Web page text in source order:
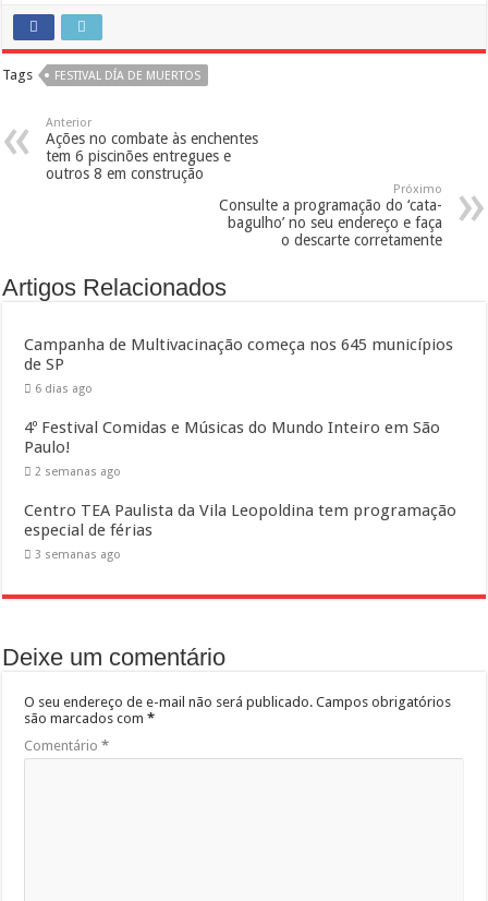
Tags FESTIVAL DÍA DE MUERTOS
Anterior
Ações no combate às enchentes
tem 6 piscinões entregues e
outros 8 em construção
Próximo
Consulte a programação do ‘cata-
bagulho’ no seu endereço e faça
o descarte corretamente
Artigos Relacionados
Campanha de Multivacinação começa nos 645 municípios
de SP
6 dias ago
4º Festival Comidas e Músicas do Mundo Inteiro em São
Paulo!
2 semanas ago
Centro TEA Paulista da Vila Leopoldina tem programação
especial de férias
3 semanas ago
Deixe um comentário
O seu endereço de e-mail não será publicado. Campos obrigatórios
são marcados com*
Comentário*